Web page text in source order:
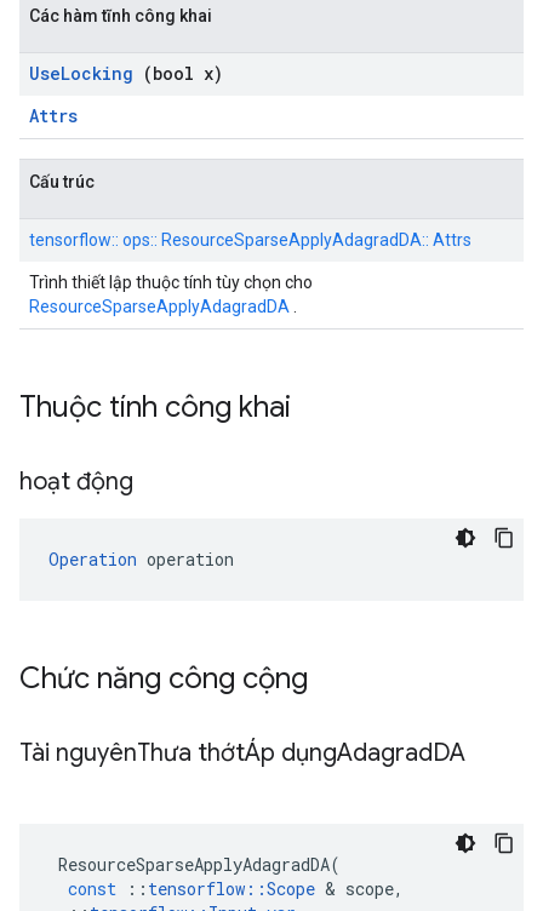
Các hàm tĩnh công khai
UseLocking (bool x)
Attrs
Cấu trúc
tensorflow:: ops:: ResourceSparseApplyAdagradDA:: Attrs
Trình thiết lập thuộc tính tùy chọn cho
ResourceSparseApplyAdagradDA
Thuộc tính công khai
hoạt động
Operation operation
Chức năng công cộng
Tài nguyênThưa thớtÁp dụngAdagradDA
ResourceSparseApplyAdagradDA(
const
:: tensorflow ::Scope & scope,